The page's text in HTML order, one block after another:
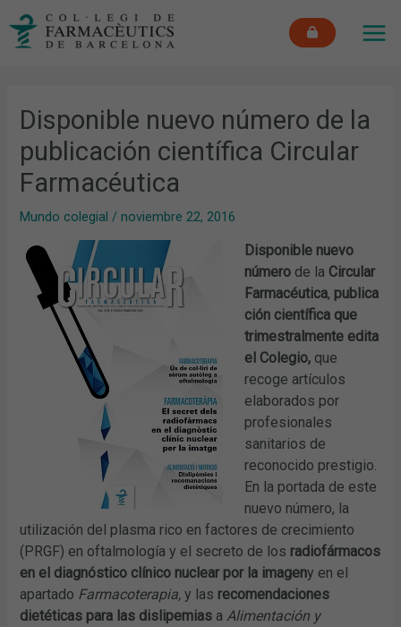
Disponible nuevo número de la
publicación científica Circular
Farmacéutica
Mundo colegial /noviembre 22, 2016
Disponible nuevo
número de la Circular
Farmacéutica, publica
ción científica que
trimestralmente edita
el Colegio, que
recoge artículos
elaborados por
profesionales
sanitarios de
reconocido prestigio.
En la portada de este
nuevo número, la
utilización del plasma rico en factores de crecimiento
(PRGF) en oftalmología y el secreto de los radiofármacos
en el diagnóstico clínico nuclear por la imageny en el
apartado Farmacoterapia, y las recomendaciones
dietéticas para las dislipemias aAlimentación y